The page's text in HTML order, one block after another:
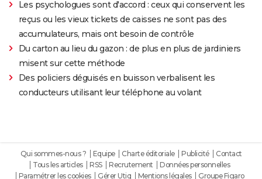
Les psychologues sont d'accord : ceux qui conservent les
reçus ou les vieux tickets de caisses ne sont pas des
accumulateurs, mais ont besoin de contrôle
Du carton au lieu du gazon : de plus en plus de jardiniers
misent sur cette méthode
Des policiers déguisés en buisson verbalisent les
conducteurs utilisant leur téléphone au volant
Qui sommes-nous ? Equipe Charte éditoriale Publicité
Contact
Tous les articles
RSS Recrutement
Données personnelles
Paramétrer les cookies
Gérer Utiq Mentions légales Groupe Figaro